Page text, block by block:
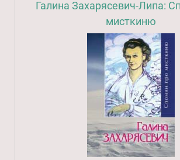
Галина Захарясевич-Липа:
мисткиню